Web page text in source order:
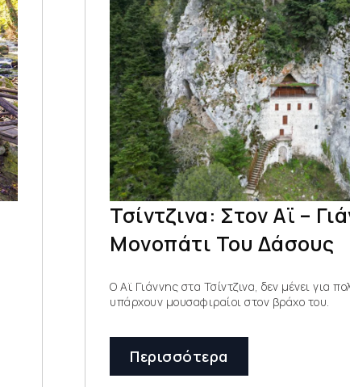
Τσίντζινα: Στον Αϊ –
Μονοπάτι Του Δάσους
Ο Αϊ Γιάννης στα Τσίντζινα, δεν μένει για
υπάρχουν μουσαφιραίοι στον βράχο του.
Περισσότερα